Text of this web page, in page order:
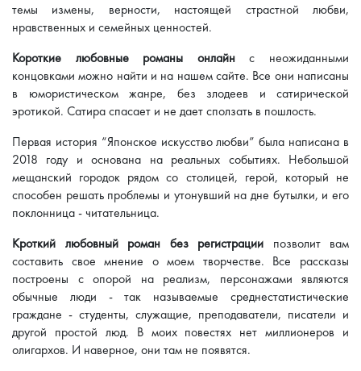
темы измены, верности, настоящей страстной любви,
нравственных и семейных ценностей.
Короткие любовные романы онлайнс неожиданными
концовками можно найти и на нашем сайте. Все они написаны
в юмористическом жанре, без злодеев и сатирической
эротикой. Сатира спасает и не дает сползать в пошлость.
Первая история “Японское искусство любви” была написана в
2018 году и основана на реальных событиях. Небольшой
мещанский городок рядом со столицей, герой, который не
способен решать проблемы и утонувший на дне бутылки, и его
поклонница - читательница.
Кроткий любовный роман без регистрации позволит вам
составить свое мнение о моем творчестве. Все рассказы
построены с опорой на реализм, персонажами являются
обычные люди - так называемые среднестатистические
граждане - студенты, служащие, преподаватели, писатели и
другой простой люд. В моих повестях нет миллионеров и
олигархов. И наверное, они там не появятся.